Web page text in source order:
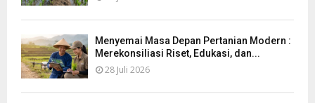
Menyemai Masa Depan Pertanian Modern :
Merekonsiliasi Riset, Edukasi, dan...
28 Juli 2026